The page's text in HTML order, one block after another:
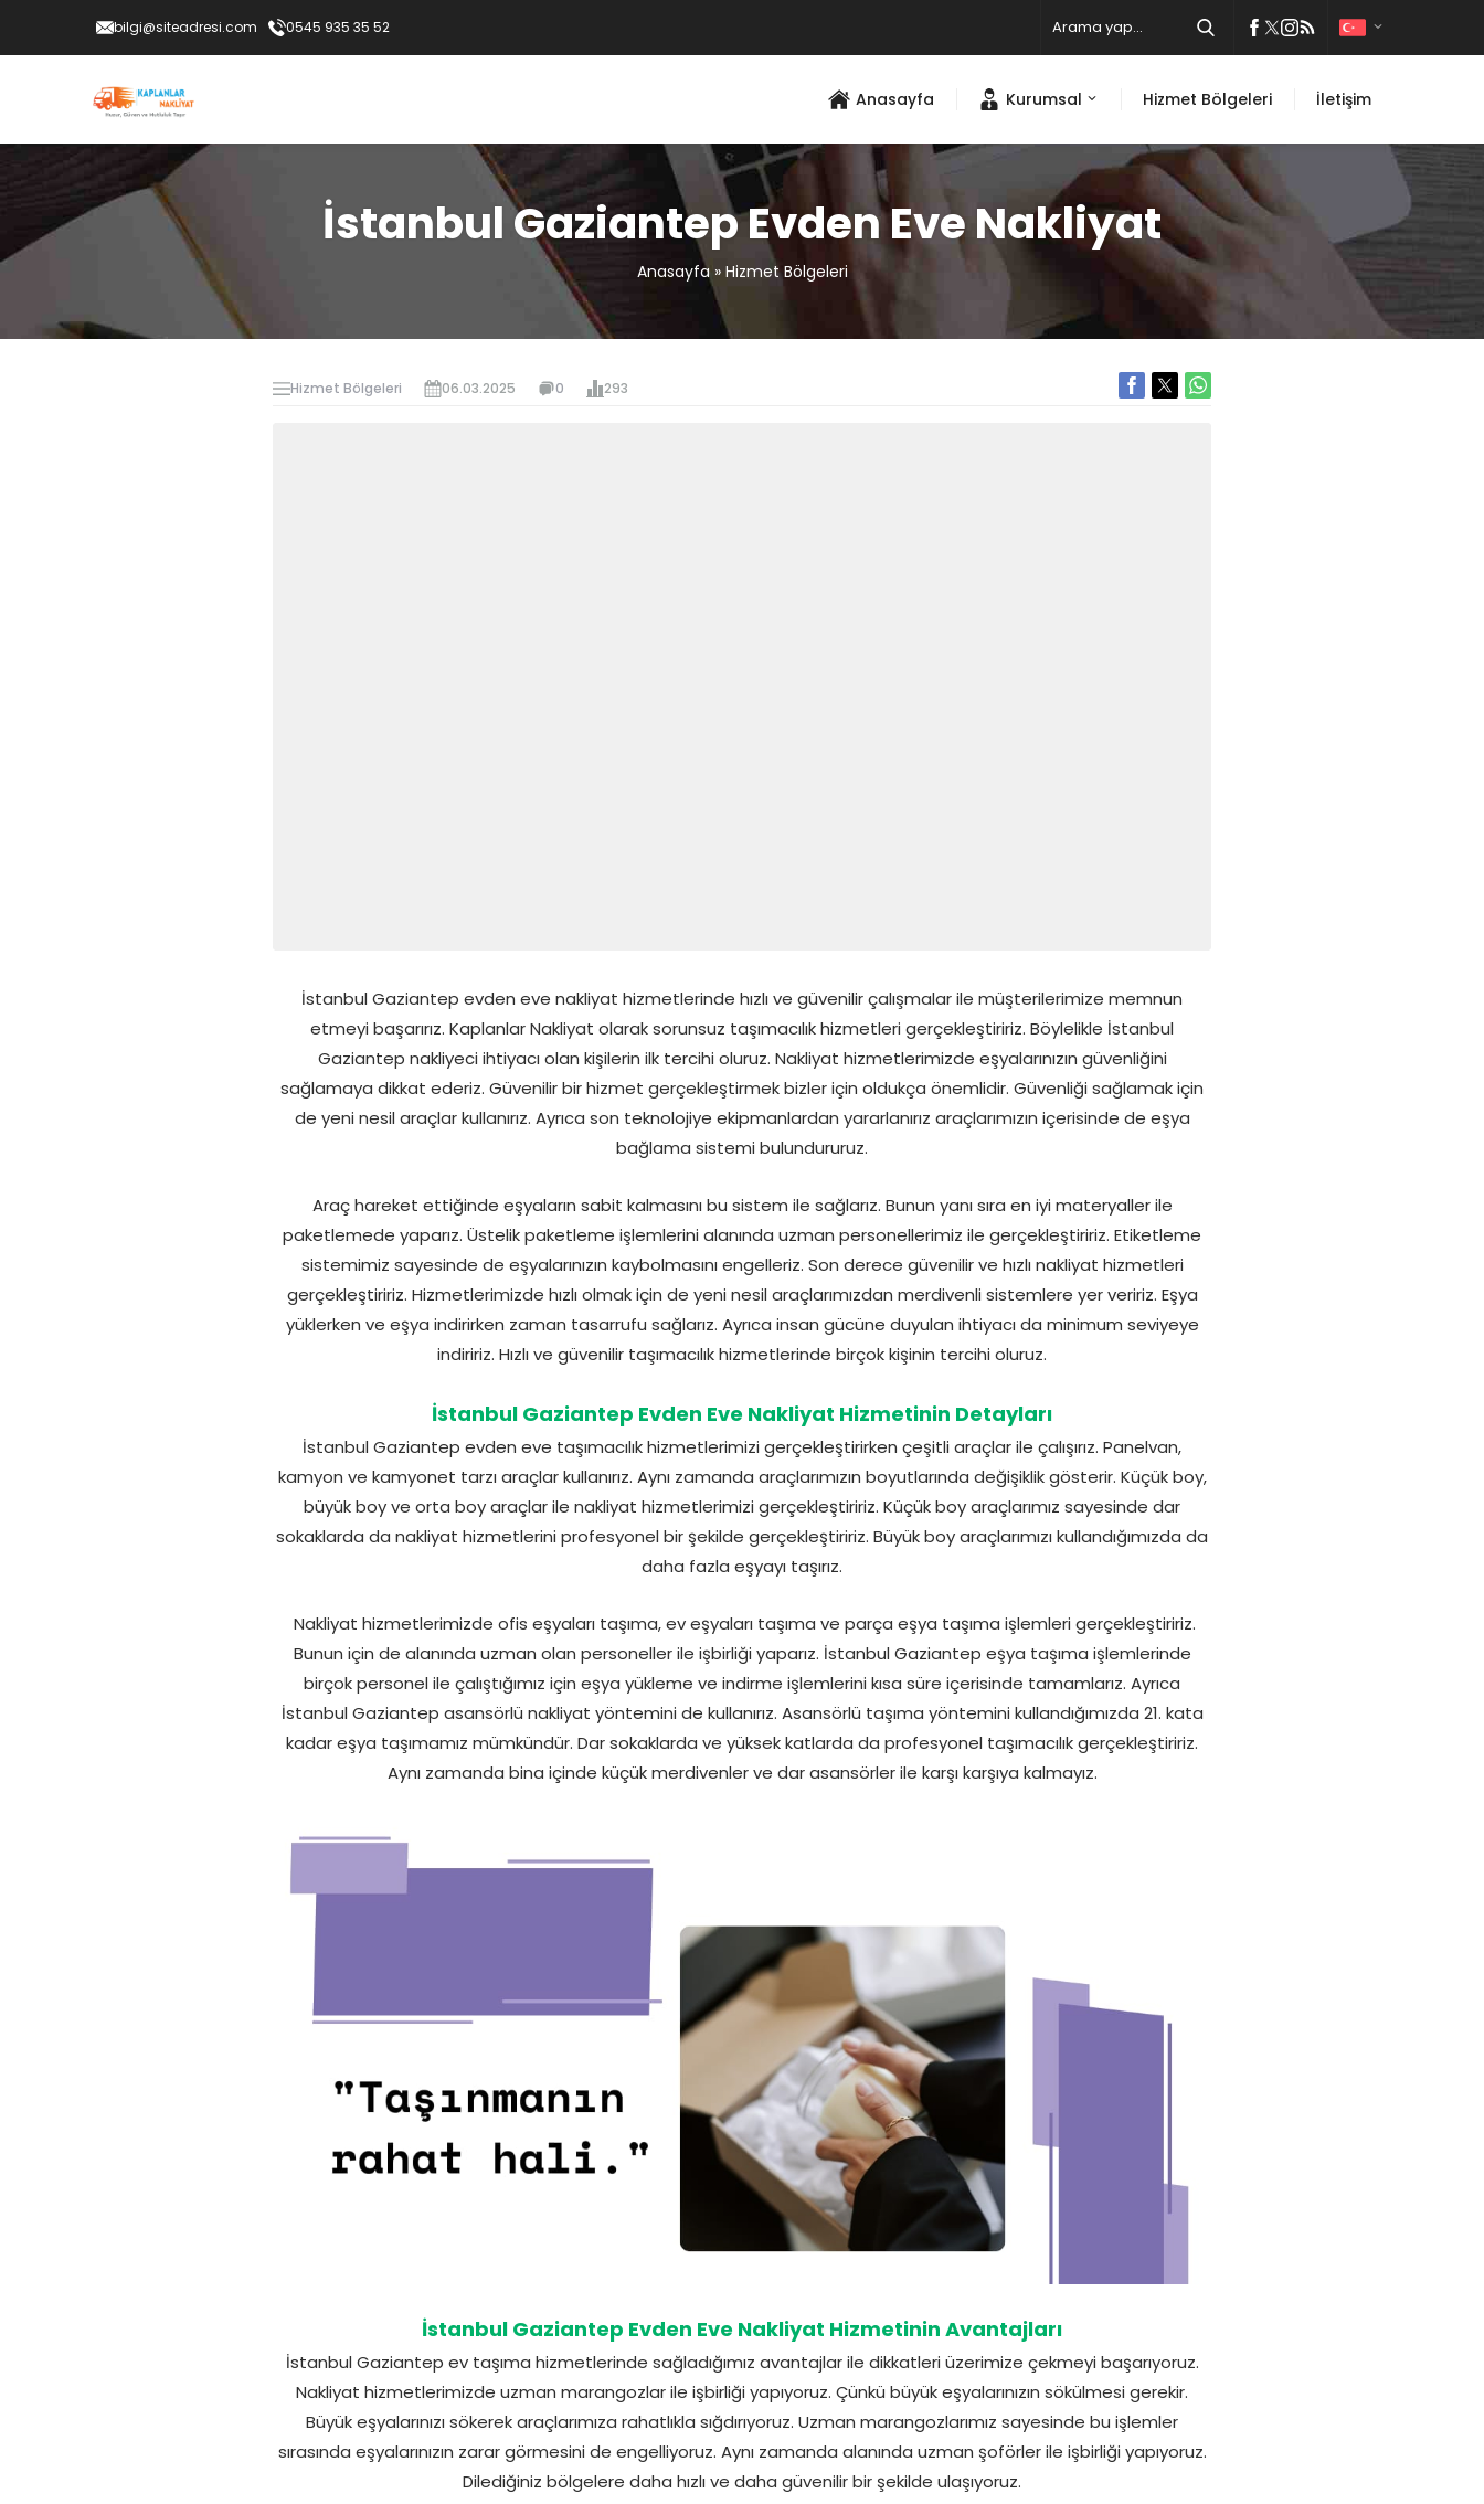
bilgi@siteadresi.com 0545 935 35 52
Anasayfa Kurumsal Hizmet Bölgeleri İletişim
İstanbul Gaziantep Evden Eve Nakliyat
Anasayfa» Hizmet Bölgeleri
Hizmet Bölgeleri 06.03.2025 0 293
İstanbul Gaziantep evden eve nakliyat hizmetlerinde hızlı ve güvenilir çalışmalar ile müşterilerimize memnun
etmeyi başarırız. Kaplanlar Nakliyat olarak sorunsuz taşımacılık hizmetleri gerçekleştiririz. Böylelikle İstanbul
Gaziantep nakliyeci ihtiyacı olan kişilerin ilk tercihi oluruz. Nakliyat hizmetlerimizde eşyalarınızın güvenliğini
sağlamaya dikkat ederiz. Güvenilir bir hizmet gerçekleştirmek bizler için oldukça önemlidir. Güvenliği sağlamak için
de yeni nesil araçlar kullanırız. Ayrıca son teknolojiye ekipmanlardan yararlanırız araçlarımızın içerisinde de eşya
bağlama sistemi bulundururuz.
Araç hareket ettiğinde eşyaların sabit kalmasını bu sistem ile sağlarız. Bunun yanı sıra en iyi materyaller ile
paketlemede yaparız. Üstelik paketleme işlemlerini alanında uzman personellerimiz ile gerçekleştiririz. Etiketleme
sistemimiz sayesinde de eşyalarınızın kaybolmasını engelleriz. Son derece güvenilir ve hızlı nakliyat hizmetleri
gerçekleştiririz. Hizmetlerimizde hızlı olmak için de yeni nesil araçlarımızdan merdivenli sistemlere yer veririz. Eşya
yüklerken ve eşya indirirken zaman tasarrufu sağlarız. Ayrıca insan gücüne duyulan ihtiyacı da minimum seviyeye
indiririz. Hızlı ve güvenilir taşımacılık hizmetlerinde birçok kişinin tercihi oluruz.
İstanbul Gaziantep Evden Eve Nakliyat Hizmetinin Detayları
İstanbul Gaziantep evden eve taşımacılık hizmetlerimizi gerçekleştirirken çeşitli araçlar ile çalışırız. Panelvan,
kamyon ve kamyonet tarzı araçlar kullanırız. Aynı zamanda araçlarımızın boyutlarında değişiklik gösterir. Küçük boy,
büyük boy ve orta boy araçlar ile nakliyat hizmetlerimizi gerçekleştiririz. Küçük boy araçlarımız sayesinde dar
sokaklarda da nakliyat hizmetlerini profesyonel bir şekilde gerçekleştiririz. Büyük boy araçlarımızı kullandığımızda da
daha fazla eşyayı taşırız.
Nakliyat hizmetlerimizde ofis eşyaları taşıma, ev eşyaları taşıma ve parça eşya taşıma işlemleri gerçekleştiririz.
Bunun için de alanında uzman olan personeller ile işbirliği yaparız. İstanbul Gaziantep eşya taşıma işlemlerinde
birçok personel ile çalıştığımız için eşya yükleme ve indirme işlemlerini kısa süre içerisinde tamamlarız. Ayrıca
İstanbul Gaziantep asansörlü nakliyat yöntemini de kullanırız. Asansörlü taşıma yöntemini kullandığımızda 21. kata
kadar eşya taşımamız mümkündür. Dar sokaklarda ve yüksek katlarda da profesyonel taşımacılık gerçekleştiririz.
Aynı zamanda bina içinde küçük merdivenler ve dar asansörler ile karşı karşıya kalmayız.
İstanbul Gaziantep Evden Eve Nakliyat Hizmetinin Avantajları
İstanbul Gaziantep ev taşıma hizmetlerinde sağladığımız avantajlar ile dikkatleri üzerimize çekmeyi başarıyoruz.
Nakliyat hizmetlerimizde uzman marangozlar ile işbirliği yapıyoruz. Çünkü büyük eşyalarınızın sökülmesi gerekir.
Büyük eşyalarınızı sökerek araçlarımıza rahatlıkla sığdırıyoruz. Uzman marangozlarımız sayesinde bu işlemler
sırasında eşyalarınızın zarar görmesini de engelliyoruz. Aynı zamanda alanında uzman şoförler ile işbirliği yapıyoruz.
Dilediğiniz bölgelere daha hızlı ve daha güvenilir bir şekilde ulaşıyoruz.